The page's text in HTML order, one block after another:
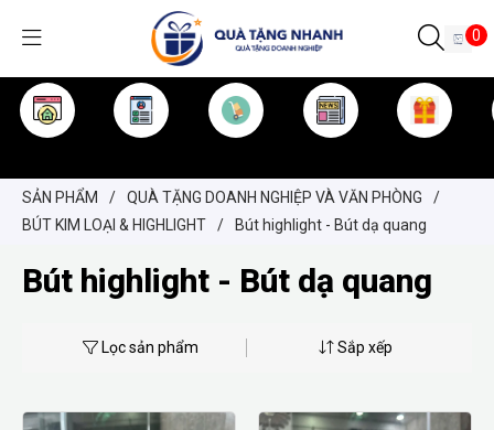
0
SẢN PHẨM / QUÀ TẶNG DOANH NGHIỆP VÀ VĂN PHÒNG
/
BÚT KIM LOẠI & HIGHLIGHT
/ Bút highlight - Bút dạ quang
Bút highlight - Bút dạ quang
Lọc sản phẩm Sắp xếp